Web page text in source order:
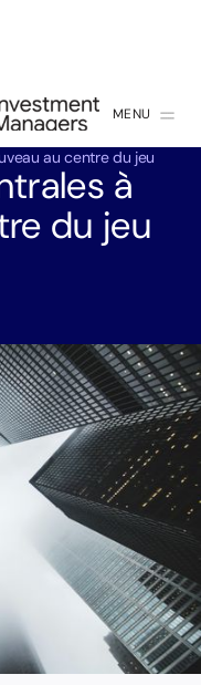
MENU
au centre du jeu
à
du jeu